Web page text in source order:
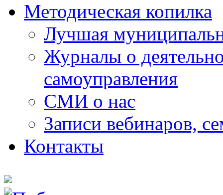
Методическая копилка
Лучшая
Журналы о
самоуправления
СМИ о нас
Записи вебинаров,
Контакты